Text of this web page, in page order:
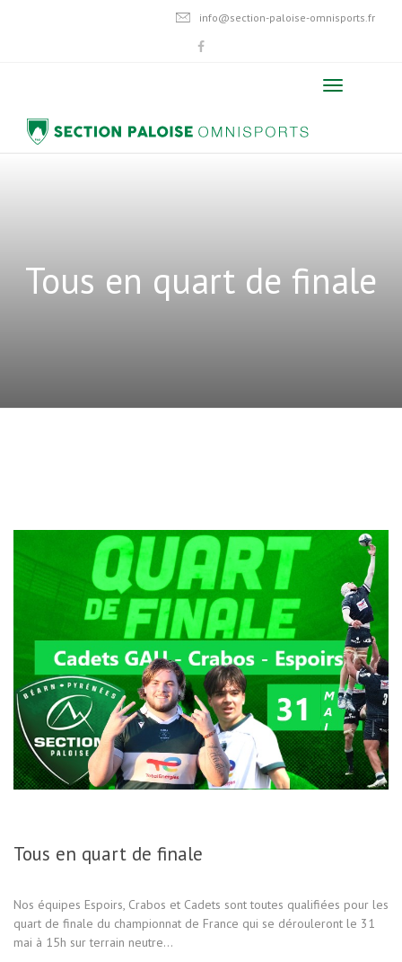
info@section-paloise-omnisports.fr
Tous en quart de finale
Tous en quart de finale
Nos équipes Espoirs, Crabos et Cadets sont toutes qualifiées pour les
quart de finale du championnat de France qui se dérouleront le 31
mai à 15h sur terrain neutre...